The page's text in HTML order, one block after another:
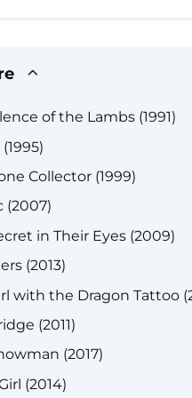
of the Lambs (1991)
Collector (1999)
(2007)
in Their Eyes (2009)
(2013)
with the Dragon Tattoo
(2011)
(2017)
(2014)